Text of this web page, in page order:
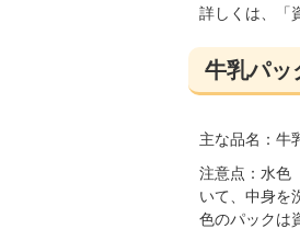
詳しくは、「
牛乳パッ
主な品名：牛
注意点：水色
いて、中身を
色のパックは